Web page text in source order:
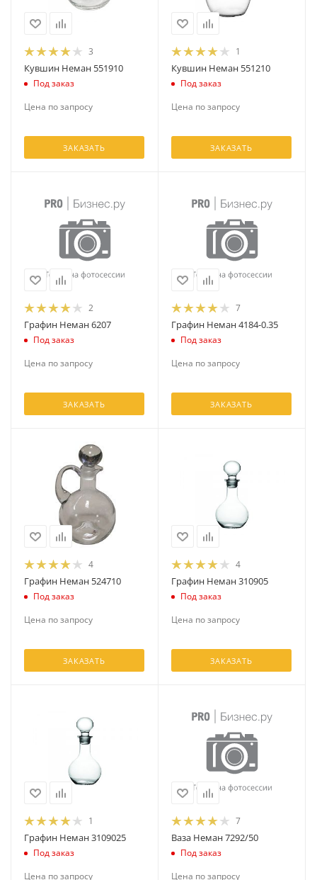
3
Кувшин Неман 551910
Под заказ
Цена по запросу
ЗАКАЗАТЬ
1
Кувшин Неман 551210
Под заказ
Цена по запросу
ЗАКАЗАТЬ
2
Графин Неман 6207
Под заказ
Цена по запросу
ЗАКАЗАТЬ
7
Графин Неман 4184-0.35
Под заказ
Цена по запросу
ЗАКАЗАТЬ
4
Графин Неман 524710
Под заказ
Цена по запросу
ЗАКАЗАТЬ
4
Графин Неман 310905
Под заказ
Цена по запросу
ЗАКАЗАТЬ
1
Графин Неман 3109025
Под заказ
Цена по запросу
7
Ваза Неман 7292/50
Под заказ
Цена по запросу